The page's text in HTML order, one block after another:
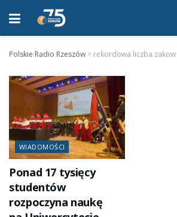
Polskie Radio Rzeszów > rekordowa liczba zakow
WIADOMOŚCI
Ponad 17 tysięcy
studentów
rozpoczyna naukę